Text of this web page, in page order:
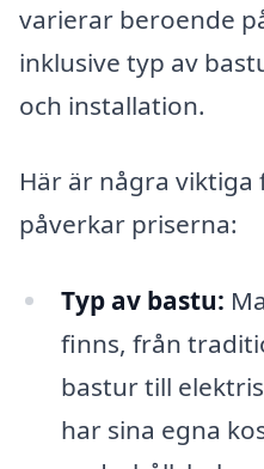
varierar beroende
inklusive typ av
och installation.
Här är några
påverkar priserna:
Typ av bastu:
finns, från
bastur till
har sina egna